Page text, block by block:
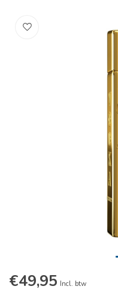
€49,95 Incl. btw